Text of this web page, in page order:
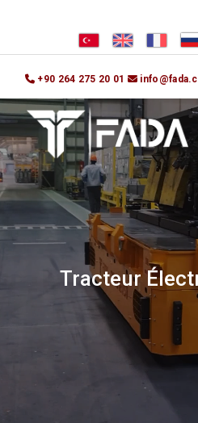
+90 264 275 20 01
Tracteur